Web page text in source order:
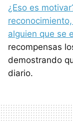
¿Eso es
alguien que se
recompensas
demostrando
diario.